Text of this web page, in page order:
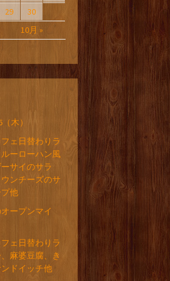
10月 »
29 30
木）
ェ日替わりラ
ーローハン風
サイのサラ
ンチーズのサ
他
ープンマイ
ェ日替わりラ
麻婆豆腐、き
ドイッチ他